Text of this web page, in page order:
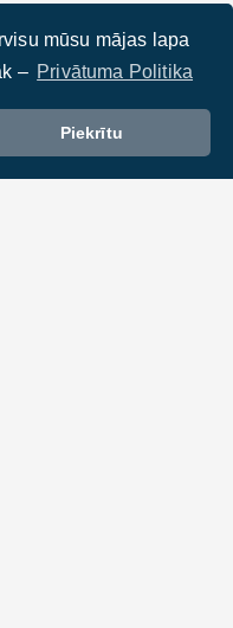
mūsu mājas lapa
– Privātuma Politika
Piekrītu